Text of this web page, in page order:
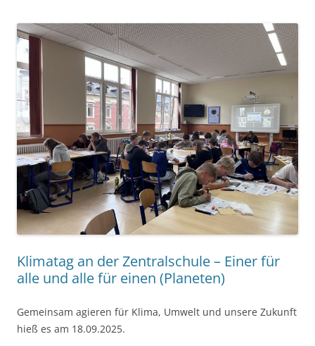
Klimatag an der Zentralschule – Einer für
alle und alle für einen (Planeten)
Gemeinsam agieren für Klima, Umwelt und unsere Zukunft
hieß es am 18.09.2025.